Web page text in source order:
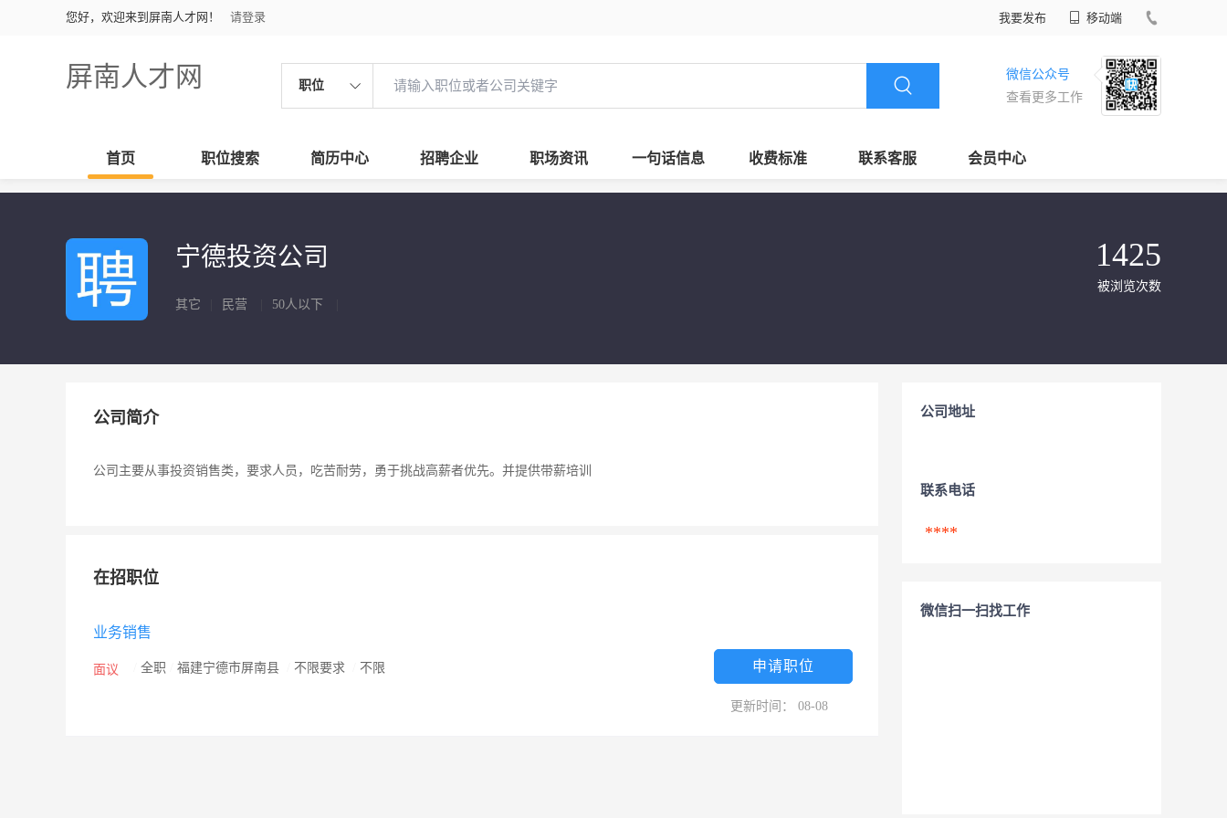
您好，欢迎来到屏南人才网！ 请登录 我要发布 移动端
屏南人才网 职位
微信公众号
查看更多工作
首页 职位搜索 简历中心 招聘企业 职场资讯 一句话信息 收费标准 联系客服 会员中心
宁德投资公司
其它 民营 50人以下
1425
被浏览次数
公司简介
公司主要从事投资销售类，要求人员，吃苦耐劳，勇于挑战高薪者优先。并提供带薪培训
在招职位
业务销售
面议 全职 福建宁德市屏南县 不限要求 不限 申请职位
更新时间： 08-08
公司地址
联系电话
****
微信扫一扫找工作